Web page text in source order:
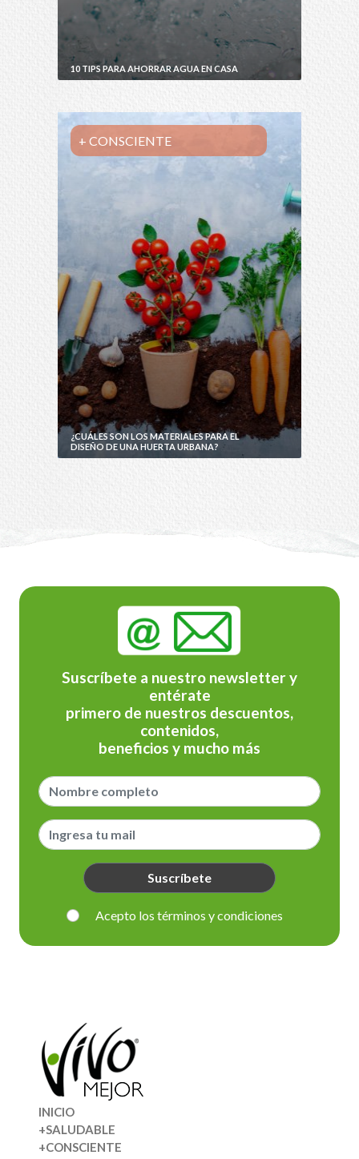
10 TIPS PARA AHORRAR AGUA EN CASA
+ CONSCIENTE
¿CUÁLES SON LOS MATERIALES PARA EL
DISEÑO DE UNA HUERTA URBANA?
Suscríbete a nuestro newsletter y
entérate
primero de nuestros descuentos,
contenidos,
beneficios y mucho más
Suscríbete
Acepto los términos y condiciones
INICIO
+SALUDABLE
+CONSCIENTE